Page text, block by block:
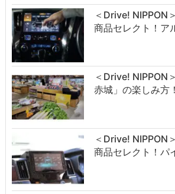
＜Drive! NIPPON
商品セレクト！ア
＜Drive! NIPPON
赤城」の楽しみ方
＜Drive! NIPPON
商品セレクト！パ